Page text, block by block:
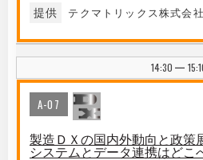
提供 テクマトリックス株式会社
14:30 |
A-07
製造ＤＸの国内外動向と政策
システムとデータ連携はどこ